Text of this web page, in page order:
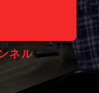
ネル